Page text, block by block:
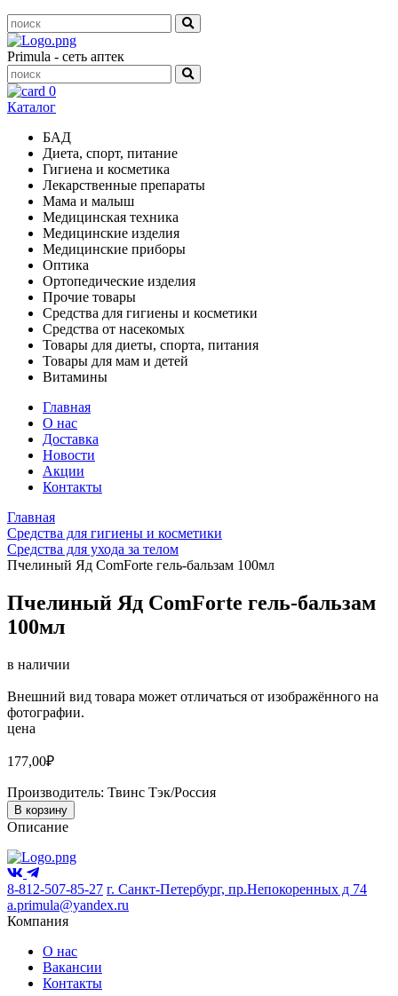
Primula - сеть аптек
0
Каталог
БАД
Диета, спорт, питание
Гигиена и косметика
Лекарственные препараты
Мама и малыш
Медицинская техника
Медицинские изделия
Медицинские приборы
Оптика
Ортопедические изделия
Прочие товары
Средства для гигиены и косметики
Средства от насекомых
Товары для диеты, спорта, питания
Товары для мам и детей
Витамины
Главная
О нас
Доставка
Новости
Акции
Контакты
Главная
Средства для гигиены и косметики
Средства для ухода за телом
Пчелиный Яд ComForte гель-бальзам 100мл
Пчелиный Яд ComForte гель-бальзам
100мл
в наличии
Внешний вид товара может отличаться от изображённого на
фотографии.
цена
177,00₽
Производитель: Твинс Тэк/Россия
В корзину
Описание
8-812-507-85-27 г. Санкт-Петербург, пр.Непокоренных д 74
a.primula@yandex.ru
Компания
О нас
Вакансии
Контакты